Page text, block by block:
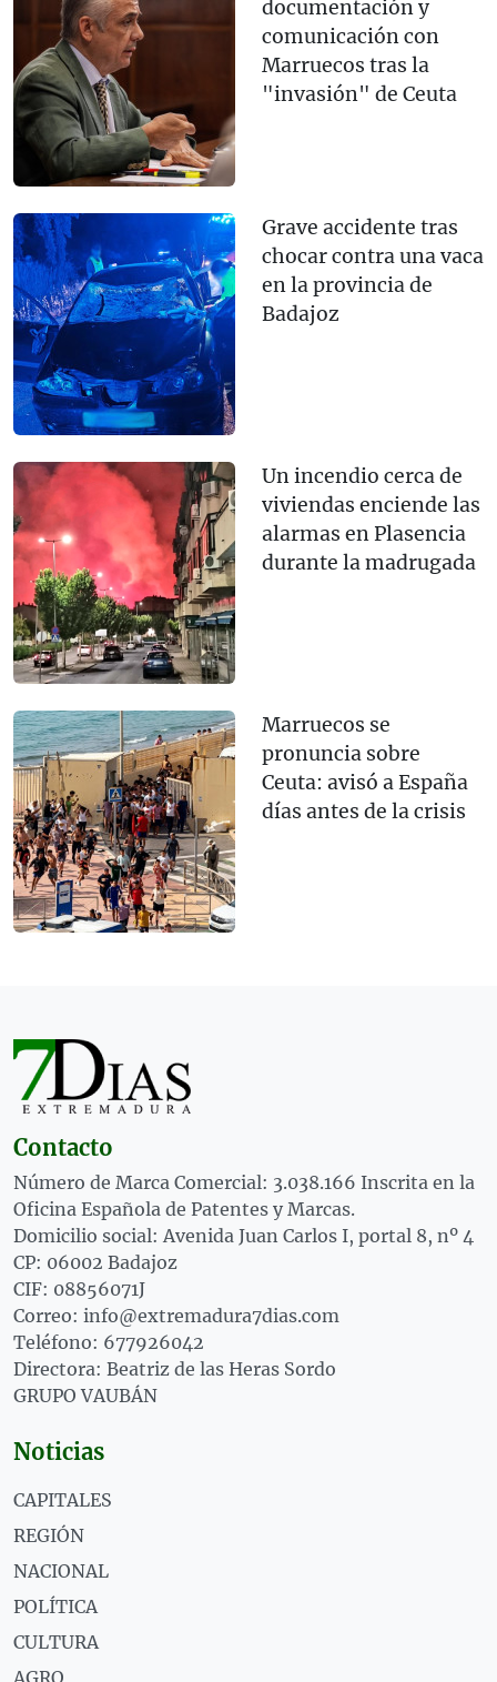
documentación y
comunicación con
Marruecos tras la
"invasión" de Ceuta
Grave accidente tras
chocar contra una vaca
en la provincia de
Badajoz
Un incendio cerca de
viviendas enciende las
alarmas en Plasencia
durante la madrugada
Marruecos se
pronuncia sobre
Ceuta: avisó a España
días antes de la crisis
Contacto
Número de Marca Comercial: 3.038.166 Inscrita en la
Oficina Española de Patentes y Marcas.
Domicilio social: Avenida Juan Carlos I, portal 8, nº 4
CP: 06002 Badajoz
CIF: 08856071J
Correo: info@extremadura7dias.com
Teléfono: 677926042
Directora: Beatriz de las Heras Sordo
GRUPO VAUBÁN
Noticias
CAPITALES
REGIÓN
NACIONAL
POLÍTICA
CULTURA